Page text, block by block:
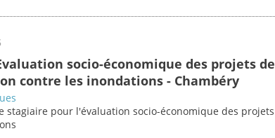
socio-économique des projets de
contre les inondations - Chambéry
stagiaire pour l'évaluation socio-économique des projets